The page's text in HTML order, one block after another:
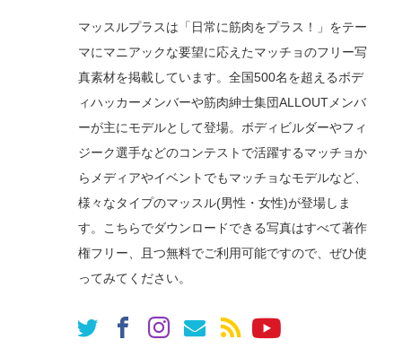
マッスルプラスは「日常に筋肉をプラス！」をテー
マにマニアックな要望に応えたマッチョのフリー写
真素材を掲載しています。全国500名を超えるボデ
ィハッカーメンバーや筋肉紳士集団ALLOUTメンバ
ーが主にモデルとして登場。ボディビルダーやフィ
ジーク選手などのコンテストで活躍するマッチョか
らメディアやイベントでもマッチョなモデルなど、
様々なタイプのマッスル(男性・女性)が登場しま
す。こちらでダウンロードできる写真はすべて著作
権フリー、且つ無料でご利用可能ですので、ぜひ使
ってみてください。